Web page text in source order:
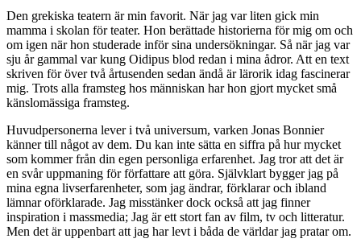
Den grekiska teatern är min favorit. När jag var liten gick min
mamma i skolan för teater. Hon berättade historierna för mig om och
om igen när hon studerade inför sina undersökningar. Så när jag var
sju år gammal var kung Oidipus blod redan i mina ådror. Att en text
skriven för över två årtusenden sedan ändå är lärorik idag fascinerar
mig. Trots alla framsteg hos människan har hon gjort mycket små
känslomässiga framsteg.
Huvudpersonerna lever i två universum, varken Jonas Bonnier
känner till något av dem. Du kan inte sätta en siffra på hur mycket
som kommer från din egen personliga erfarenhet. Jag tror att det är
en svår uppmaning för författare att göra. Självklart bygger jag på
mina egna livserfarenheter, som jag ändrar, förklarar och ibland
lämnar oförklarade. Jag misstänker dock också att jag finner
inspiration i massmedia; Jag är ett stort fan av film, tv och litteratur.
Men det är uppenbart att jag har levt i båda de världar jag pratar om.